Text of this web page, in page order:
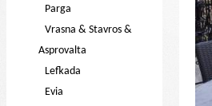
Parga
Vrasna & Stavros &
Asprovalta
Lefkada
Evia